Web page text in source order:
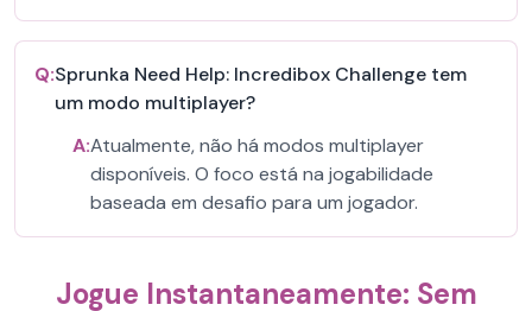
Q:Sprunka Need Help: Incredibox Challenge tem
um modo multiplayer?
A:Atualmente, não há modos multiplayer
disponíveis. O foco está na jogabilidade
baseada em desafio para um jogador.
Jogue Instantaneamente: Sem